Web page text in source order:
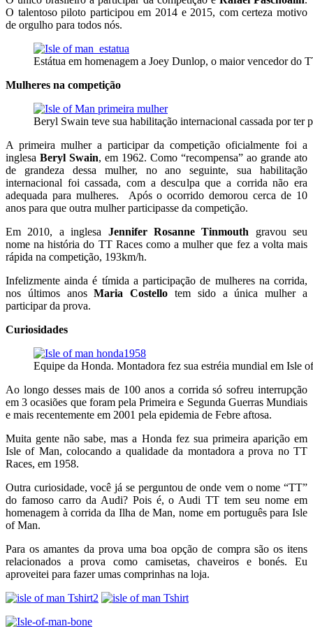
O talentoso piloto participou em 2014 e 2015, com certeza motivo
de orgulho para todos nós.
Estátua em homenagem a Joey Dunlop, o maior vencedor do
Mulheres na competição
Beryl Swain teve sua habilitação internacional cassada por ter
A primeira mulher a participar da competição oficialmente foi a
inglesa Beryl Swain, em 1962. Como “recompensa” ao grande ato
de grandeza dessa mulher, no ano seguinte, sua habilitação
internacional foi cassada, com a desculpa que a corrida não era
adequada para mulheres. Após o ocorrido demorou cerca de 10
anos para que outra mulher participasse da competição.
Em 2010, a inglesa Jennifer Rosanne Tinmouth gravou seu
nome na história do TT Races como a mulher que fez a volta mais
rápida na competição, 193km/h.
Infelizmente ainda é tímida a participação de mulheres na corrida,
nos últimos anosMaria Costellotem sido a única mulher a
participar da prova.
Curiosidades
Equipe da Honda. Montadora fez sua estréia mundial em Isle
Ao longo desses mais de 100 anos a corrida só sofreu interrupção
em 3 ocasiões que foram pela Primeira e Segunda Guerras Mundiais
e mais recentemente em 2001 pela epidemia de Febre aftosa.
Muita gente não sabe, mas a Honda fez sua primeira aparição em
Isle of Man, colocando a qualidade da montadora a prova no TT
Races, em 1958.
Outra curiosidade, você já se perguntou de onde vem o nome “TT”
do famoso carro da Audi? Pois é, o Audi TT tem seu nome em
homenagem à corrida da Ilha de Man, nome em português para Isle
of Man.
Para os amantes da prova uma boa opção de compra são os itens
relacionados a prova como camisetas, chaveiros e bonés. Eu
aproveitei para fazer umas comprinhas na loja.